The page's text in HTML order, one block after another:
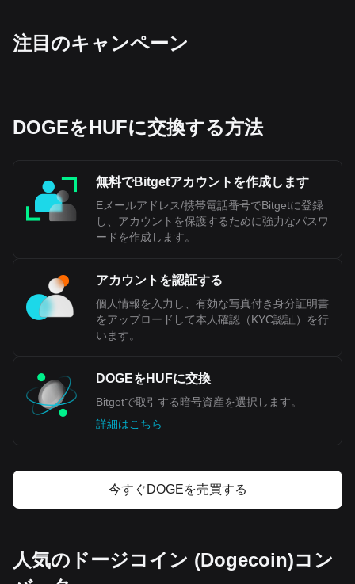
入しないことを選択する広範な理由は、財政の独立性を維持
るため、各国は自国の状況に合わせた政策を立案する独立性
と、国の金融政策に対する統制を維持したいという願望が背
景にある。
Bitgetの暗号資産から法定通貨への交換データによる
と、最も人気のあるドージコイン (Dogecoin)の通貨
の通貨コードはDOGEです。今すぐ暗号資産計算機
を使って、保有している暗号資産がHUFにいくら換
金できるか確認してみましょう。
‌注目のキャンペーン
DOGEをHUFに交換する方法
無料でBitgetアカウントを作成します
Eメールアドレス/携帯電話番号でBitgetに登録
し、アカウントを保護するために強力なパスワ
ードを作成します。
アカウントを認証する
個人情報を入力し、有効な写真付き身分証明書
をアップロードして本人確認（KYC認証）を行
います。
DOGEをHUFに交換
Bitgetで取引する暗号資産を選択します。
詳細はこちら
今すぐDOGEを売買する
人気のドージコイン (Dogecoin)コン